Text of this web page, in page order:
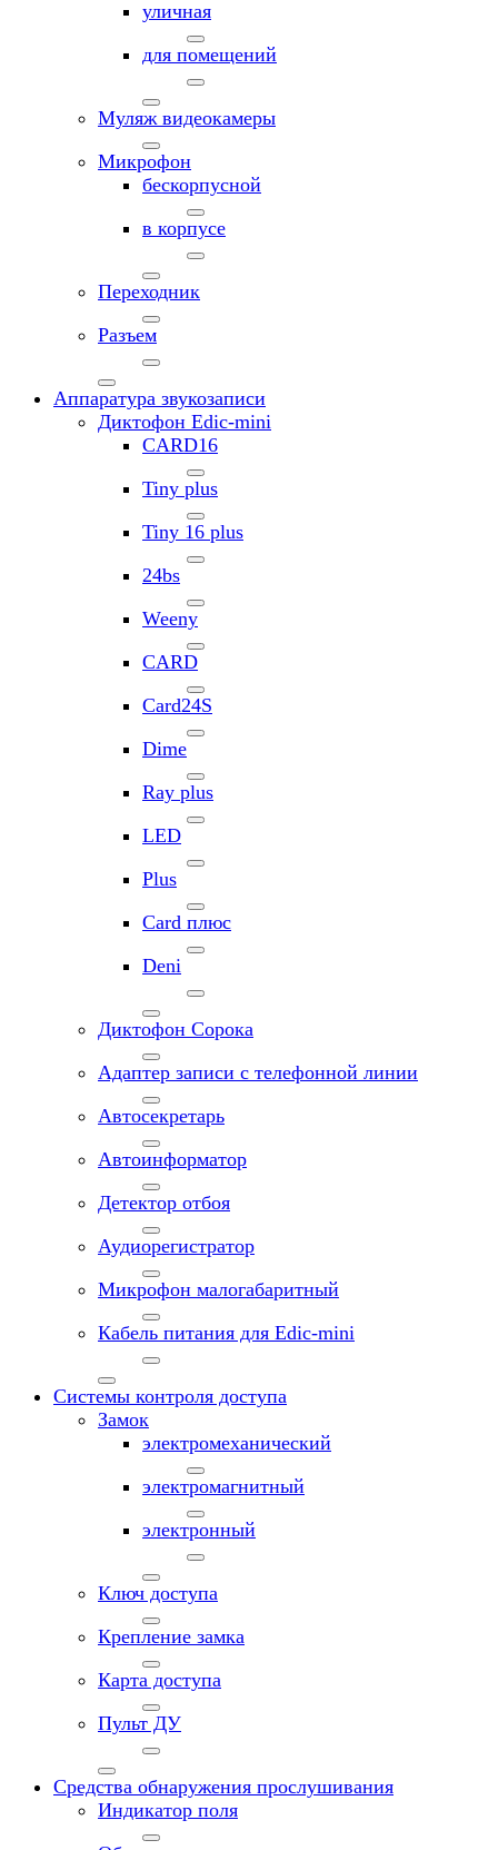
уличная
для помещений
Муляж видеокамеры
Микрофон
бескорпусной
в корпусе
Переходник
Разъем
Аппаратура звукозаписи
Диктофон Edic-mini
CARD16
Tiny plus
Tiny 16 plus
24bs
Weeny
CARD
Card24S
Dime
Ray plus
LED
Plus
Card плюс
Deni
Диктофон Сорока
Адаптер записи с телефонной линии
Автосекретарь
Автоинформатор
Детектор отбоя
Аудиорегистратор
Микрофон малогабаритный
Кабель питания для Edic-mini
Системы контроля доступа
Замок
электромеханический
электромагнитный
электронный
Ключ доступа
Крепление замка
Карта доступа
Пульт ДУ
Средства обнаружения прослушивания
Индикатор поля